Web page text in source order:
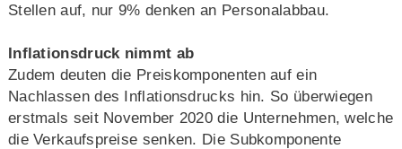
Stellen auf, nur 9% denken an Personalabbau.
Inflationsdruck nimmt ab
Zudem deuten die Preiskomponenten auf ein
Nachlassen des Inflationsdrucks hin. So überwiegen
erstmals seit November 2020 die Unternehmen, welche
die Verkaufspreise senken. Die Subkomponente